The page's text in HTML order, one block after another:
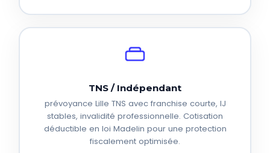
TNS / Indépendant
prévoyance Lille TNS avec franchise courte, IJ
stables, invalidité professionnelle. Cotisation
déductible en loi Madelin pour une protection
fiscalement optimisée.